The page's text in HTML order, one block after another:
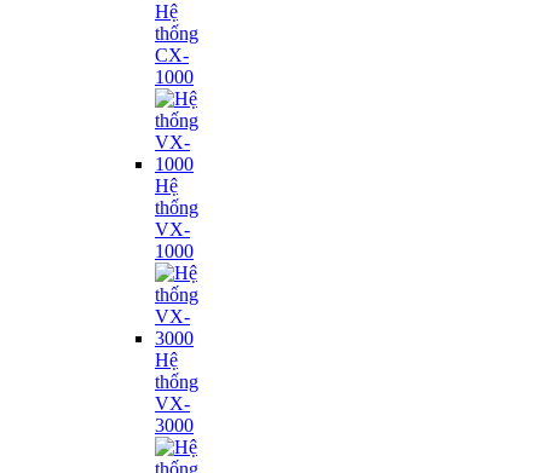
Hệ
thống
CX-
1000
Hệ
thống
VX-
1000
Hệ
thống
VX-
3000